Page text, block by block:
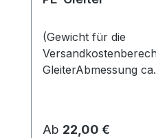
(Gewicht für die
GleiterAbmessung
Regulärer Preis:
Ab 22,00 €